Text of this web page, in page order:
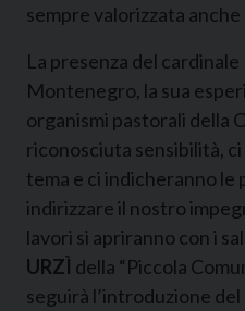
sempre valorizzata
La presenza del cardinale
Montenegro, la sua
organismi pastorali della
riconosciuta sensibilità,
tema e ci indicheranno le
indirizzare il nostro
lavori si apriranno con i
URZÌ della “Piccola
seguirà l’introduzione del